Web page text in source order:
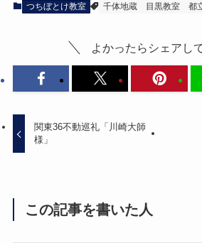
つちぼとけ教室 千体地蔵 目黒教室 都
よかったらシェアし
関東36不動巡礼「川崎大師
様」
この記事を書いた人